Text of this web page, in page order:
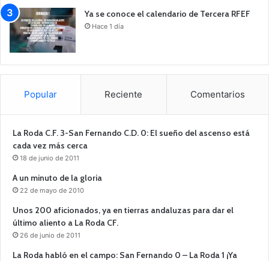
Ya se conoce el calendario de Tercera RFEF
Hace 1 día
Popular Reciente Comentarios
La Roda C.F. 3-San Fernando C.D. 0: El sueño del ascenso está
cada vez más cerca
18 de junio de 2011
A un minuto de la gloria
22 de mayo de 2010
Unos 200 aficionados, ya en tierras andaluzas para dar el
último aliento a La Roda CF.
26 de junio de 2011
La Roda habló en el campo: San Fernando 0 – La Roda 1 ¡Ya